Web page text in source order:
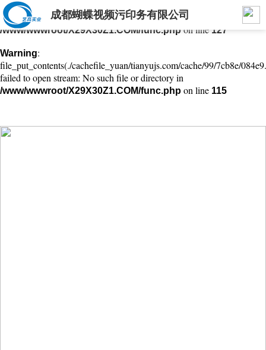
Warning: mkdir(): No space left on device in
/www/wwwroot/X29X30Z1.COM/func.phpon line127
Warning:
file_put_contents(./cachefile_yuan/tianyujs.com/cache/99/7cb8e/
failed to open stream: No such file or directory in
/www/wwwroot/X29X30Z1.COM/func.php on line 115
成都蝴蝶视频污印务有限公司